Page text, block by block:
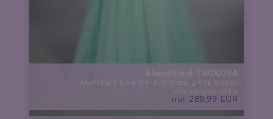
Abendkleid TW0029A
Abendkleid Linie 3/4-Arm Strass große Größen
smaragdgrün türkis
nur 289,99 EUR